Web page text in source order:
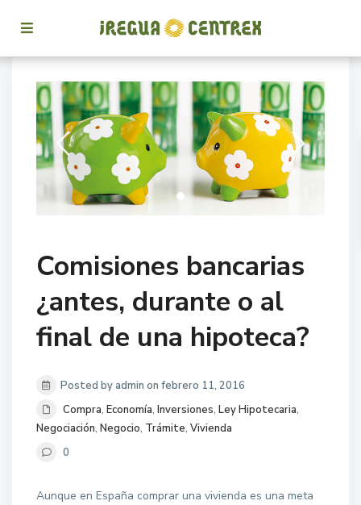
Comisiones bancarias
¿antes, durante o al
final de una hipoteca?
Posted by admin on febrero 11, 2016
Compra,Economía,Inversiones,Ley Hipotecaria,
Negociación,Negocio, Trámite,Vivienda
0
Aunque en España comprar una vivienda es una meta